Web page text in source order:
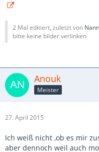
2 Mal editiert, zuletzt von
bitte keine bilder verlinken
Anouk
Meister
27. April 2015
Ich weiß nicht ,ob es mir
aber dennoch weil auch